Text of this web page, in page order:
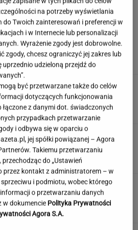
Werner wyglądała 25 lat temu.
panią z filmu"
używali nasi dziadkowie, teraz
osób je pamięta. A ty?
zaorał nowy asfalt za 400 tys. zł. Grozi
10 lat więzienia
droga na skróty. Matka pokazuje, jak
wygląda edukacja domowa
PROMOCYJNY
na potrzeby wyświetlania
do Twoich zainteresowań i preferencji w
i w Internecie lub personalizacji
Wyrażenie zgody jest dobrowolne.
zgody, chcesz ograniczyć jej zakres lub
uprzednio udzieloną przejdź do
być przetwarzane także do celów
dotyczących funkcjonowania
z danymi dot. świadczonych
przypadkach przetwarzanie
i odbywa się w oparciu o
jej spółki powiązanej – Agora
Takiemu przetwarzaniu
przechodząc do „Ustawień
przez kontakt z administratorem – w
i podmiotu, wobec którego
o przetwarzaniu danych
w dokumencie Polityka Prywatności
Agora S.A.